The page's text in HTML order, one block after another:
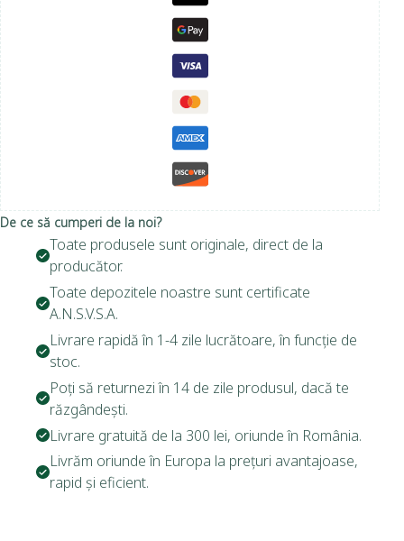
De ce să cumperi de la noi?
Toate produsele sunt originale, direct de la
producător.
Toate depozitele noastre sunt certificate
A.N.S.V.S.A.
Livrare rapidă în 1-4 zile lucrătoare, în funcție de
stoc.
Poți să returnezi în 14 de zile produsul, dacă te
răzgândești.
Livrare gratuită de la 300 lei, oriunde în România.
Livrăm oriunde în Europa la prețuri avantajoase,
rapid și eficient.